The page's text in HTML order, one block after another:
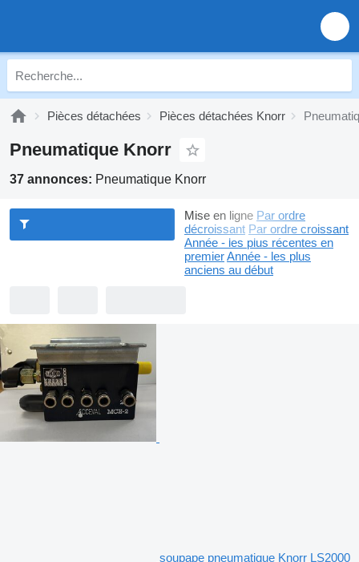
Pièces détachées Pièces détachées Knorr
Pneumatique Knorr
37 annonces: Pneumatique Knorr
Mise en ligne Par ordre
décroissant Par ordre croissant
Année - les plus récentes en
premierAnnée - les plus
anciens au début
soupape pneumatique Knorr LS2000